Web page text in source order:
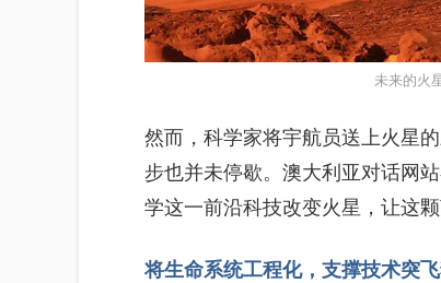
未来的火
然而，科学家将宇航员送上火星
步也并未停歇。澳大利亚对话网
学这一前沿科技改变火星，让这
将生命系统工程化，支撑技术突